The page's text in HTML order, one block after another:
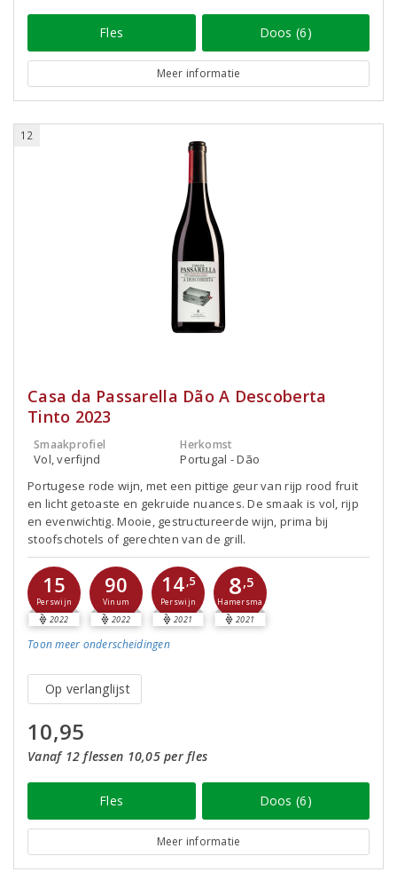
Fles Doos (6)
Meer informatie
12
Casa da Passarella Dão A Descoberta
Tinto 2023
Smaakprofiel
Vol, verfijnd
Herkomst
Portugal - Dão
Portugese rode wijn, met een pittige geur van rijp rood fruit
en licht getoaste en gekruide nuances. De smaak is vol, rijp
en evenwichtig. Mooie, gestructureerde wijn, prima bij
stoofschotels of gerechten van de grill.
15
Perswijn
2022
90
Vinum
2022
14,5
Perswijn
2021
8,5
Hamersma
2021
Toon meer onderscheidingen
Op verlanglijst
10,95
Vanaf 12 flessen 10,05 per fles
Fles Doos (6)
Meer informatie